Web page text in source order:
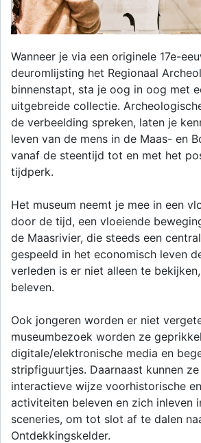
Wanneer je via een originele 17e-
deuromlijsting het Regionaal
binnenstapt, sta je oog in oog met
uitgebreide collectie.
de verbeelding spreken, laten je
leven van de mens in de Maas- en
vanaf de steentijd tot en met het
tijdperk.
Het museum neemt je mee in een
door de tijd, een vloeiende
de Maasrivier, die steeds een
gespeeld in het economisch leven
verleden is er niet alleen te
beleven.
Ook jongeren worden er niet
museumbezoek worden ze
digitale/elektronische media en
stripfiguurtjes. Daarnaast kunnen
interactieve wijze voorhistorische
activiteiten beleven en zich inleven
sceneries, om tot slot af te dalen
Ontdekkingskelder.